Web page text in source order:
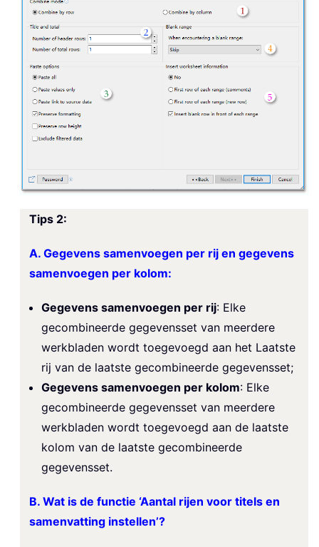
Tips 2:
A. Gegevens samenvoegen per rij en gegevens
samenvoegen per kolom:
Gegevens samenvoegen per rij: Elke
gecombineerde gegevensset van meerdere
werkbladen wordt toegevoegd aan het Laatste
rij van de laatste gecombineerde gegevensset;
Gegevens samenvoegen per kolom: Elke
gecombineerde gegevensset van meerdere
werkbladen wordt toegevoegd aan de laatste
kolom van de laatste gecombineerde
gegevensset.
B. Wat is de functie ‘Aantal rijen voor titels en
samenvatting instellen’?